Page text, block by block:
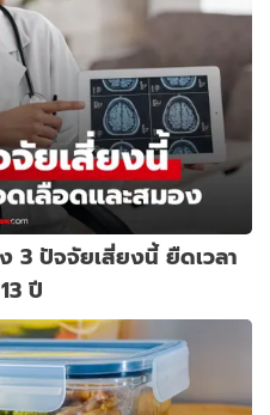
3 ปัจจัยเสี่ยงนี้ ยืดเวลา
ปี